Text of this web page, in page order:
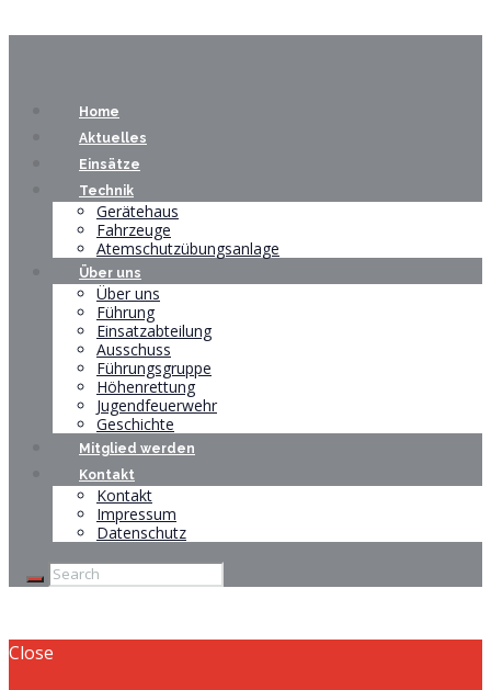
Home
Aktuelles
Einsätze
Technik
Gerätehaus
Fahrzeuge
Atemschutzübungsanlage
Über uns
Über uns
Führung
Einsatzabteilung
Ausschuss
Führungsgruppe
Höhenrettung
Jugendfeuerwehr
Geschichte
Mitglied werden
Kontakt
Kontakt
Impressum
Datenschutz
Close